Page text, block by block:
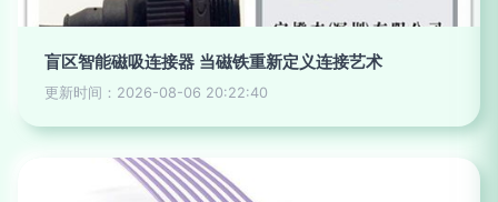
盲区智能磁吸连接器 当磁铁重新定义连接艺术
更新时间：2026-08-06 20:22:40